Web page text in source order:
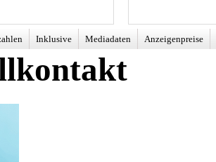
Inklusive Mediadaten Anzeigenpreise